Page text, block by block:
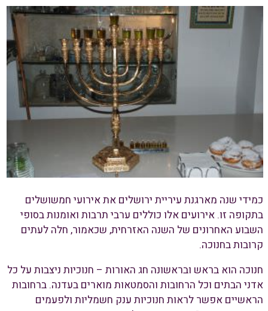
כמידי שנה מארגנת עיריית ירושלים את אירועי חמשושלים
בתקופה זו. אירועים אלו כוללים ערבי תרבות ואומנות בסופי
השבוע האחרונים של השנה האזרחית, שכאמור, חלה לעתים
קרובות בחנוכה.
חנוכה הוא בראש ובראשונה חג האורות – חנוכיות ניצבות על כל
אדני הבתים וכל הרחובות והסמטאות מוארים בעדנה. ברחובות
הראשיים אפשר לראות חנוכיות ענק חשמליות ולפעמים